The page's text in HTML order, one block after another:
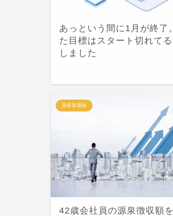
あっという間に1月が終了
た目標はスタート切れて
しました
資産形成術
42歳会社員の源泉徴収額